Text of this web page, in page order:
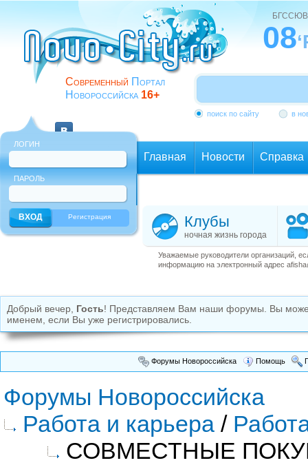
Современный Портал
Новороссийска 16+
08
поиск по сайту в
ЛОГИН
ПАРОЛЬ
Регистрация
Главная Новости Справка
Клубы
ночная жизнь города
Уважаемые руководители организаций,
информацию на электронный адрес
Добрый вечер, Гость! Представляем Вам наши форумы. Вы
именем, если Вы уже регистрировались.
Форумы Новороссийска Помощь
Форумы Новороссийска
Работа и карьера /
СОВМЕСТНЫЕ